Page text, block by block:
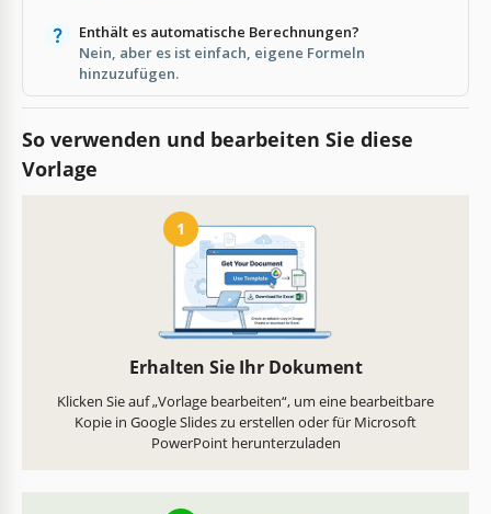
Enthält es automatische Berechnungen?
Nein, aber es ist einfach, eigene Formeln
hinzuzufügen.
So verwenden und bearbeiten Sie diese
Vorlage
1
Erhalten Sie Ihr Dokument
Klicken Sie auf „Vorlage bearbeiten“, um eine bearbeitbare
Kopie in Google Slides zu erstellen oder für Microsoft
PowerPoint herunterzuladen